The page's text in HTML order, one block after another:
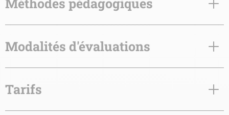
Modalités d'évaluations
Tarifs